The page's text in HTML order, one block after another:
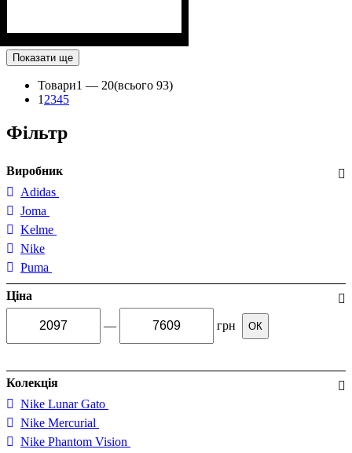
Показати ще
Товари1 — 20(всього 93)
1 2345
Фільтр
Виробник
Adidas
Joma
Kelme
Nike
Puma
Ціна
— грн ОК
Колекція
Nike Lunar Gato
Nike Mercurial
Nike Phantom Vision